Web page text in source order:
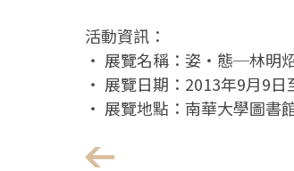
活動資訊：
‧ 展覽名稱：姿‧態─林明
‧ 展覽日期：2013年9月9日
‧ 展覽地點：南華大學圖書